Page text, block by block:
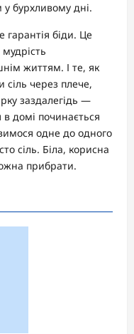
бурхливому дні.
гарантія біди. Це
життям. І те, як
сіль через плече,
заздалегідь —
домі починається
одне до одного
сіль. Біла, корисна
прибрати.